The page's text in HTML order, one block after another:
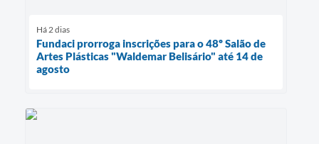
Há 2 dias
Fundaci prorroga inscrições para o 48º Salão de
Artes Plásticas "Waldemar Belisário" até 14 de
agosto